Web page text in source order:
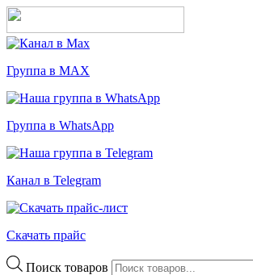
Группа в MAX
Группа в WhatsApp
Канал в Telegram
Скачать прайс
Поиск товаров